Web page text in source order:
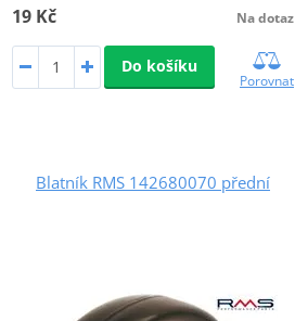
19 Kč Na dotaz
Do košíku
Porovnat
Blatník RMS 142680070 přední